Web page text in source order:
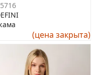
(цена закрыта)